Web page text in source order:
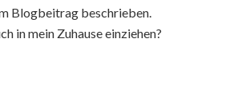
Blogbeitrag beschrieben.
in mein Zuhause einziehen?